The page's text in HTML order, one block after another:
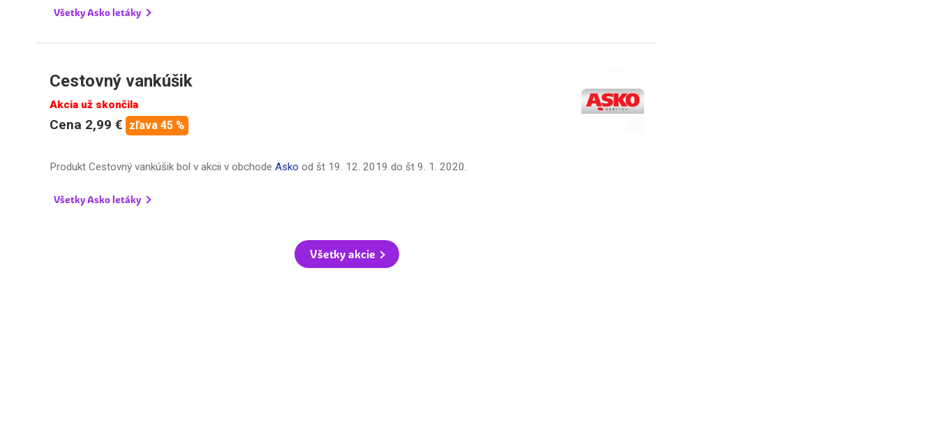
Všetky Asko letáky
Cestovný vankúšik
Akcia už skončila
Cena 2,99 € zľava 45 %
Produkt Cestovný vankúšik bol v akcii v obchode Asko od št 19. 12. 2019 do št 9. 1. 2020.
Všetky Asko letáky
Všetky akcie